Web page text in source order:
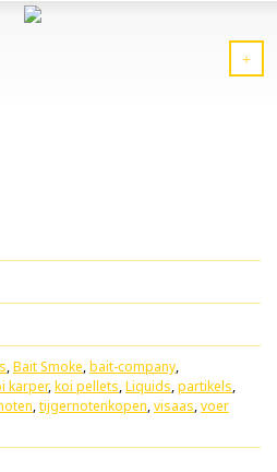
,Bait Smoke,bait-company,
karper,koi pellets,Liquids,partikels,
,tijgernotenkopen,visaas,voer